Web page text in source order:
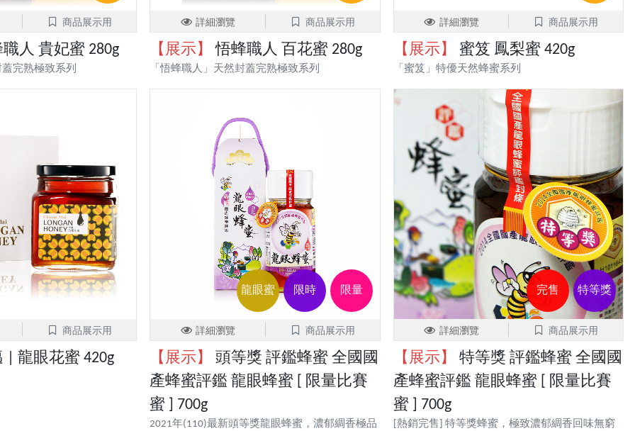
商品展示用
人 貴妃蜜 280g
完熟極致系列
詳細瀏覽 商品展示用
【展示】 悟蜂職人 百花蜜 280g
「悟蜂職人」天然封蓋完熟極致系列
詳細瀏覽 商品展示用
【展示】 蜜笈 鳳梨蜜 420g
「蜜笈」特優天然蜂蜜系列
商品展示用
| 龍眼花蜜 420g
限量
限時
龍眼蜜
詳細瀏覽 商品展示用
【展示】
頭等獎 評鑑蜂蜜 全國國
產蜂蜜評鑑 龍眼蜂蜜 [ 限量比賽
蜜 ] 700g
2021年(110)最新頭等獎龍眼蜂蜜，濃郁綢香極品
特等獎
完售
詳細瀏覽 商品展示用
【展示】
特等獎 評鑑蜂蜜 全國國
產蜂蜜評鑑 龍眼蜂蜜 [ 限量比賽
蜜 ] 700g
[熱銷完售] 特等獎蜂蜜，極致濃郁綢香回味無窮